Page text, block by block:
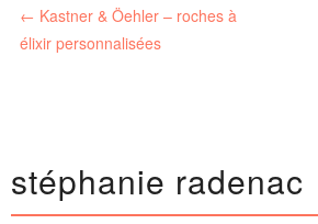
← Kastner & Öehler – roches à
élixir personnalisées
stéphanie radenac